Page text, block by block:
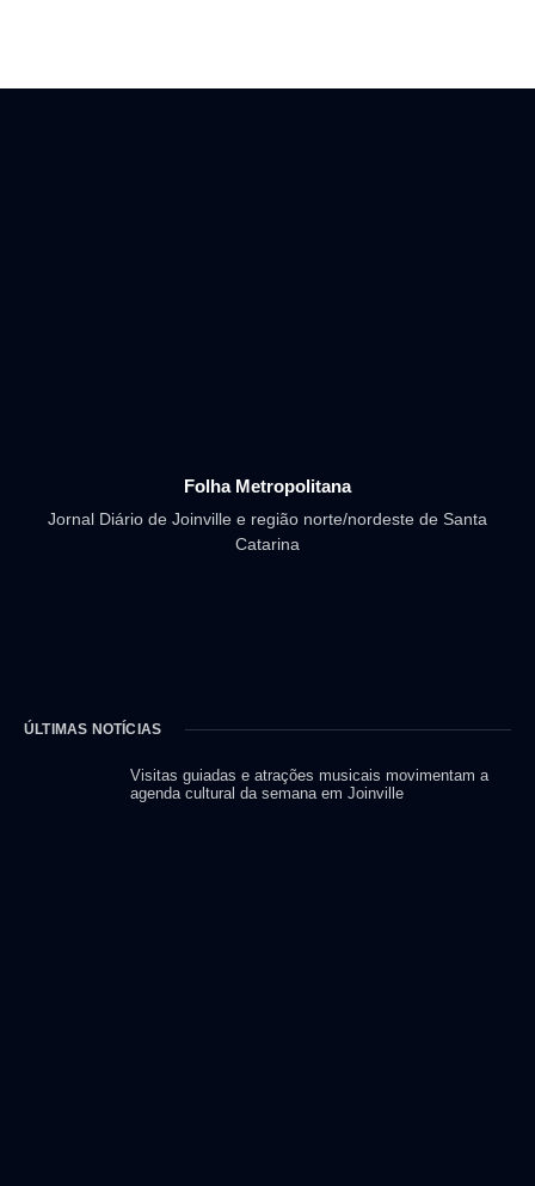
Folha Metropolitana
Jornal Diário de Joinville e região norte/nordeste de Santa
Catarina
ÚLTIMAS NOTÍCIAS
Visitas guiadas e atrações musicais movimentam a
agenda cultural da semana em Joinville